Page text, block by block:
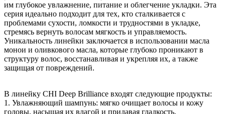
им глубокое увлажнение, питание и облегчение укладки. Эта
серия идеально подходит для тех, кто сталкивается с
проблемами сухости, ломкости и трудностями в укладке,
стремясь вернуть волосам мягкость и управляемость.
Уникальность линейки заключается в использовании масла
монои и оливкового масла, которые глубоко проникают в
структуру волос, восстанавливая и укрепляя их, а также
защищая от повреждений.
В линейку CHI Deep Brilliance входят следующие продукты:
1. Увлажняющий шампунь: мягко очищает волосы и кожу
головы, насыщая их влагой и придавая гладкость.